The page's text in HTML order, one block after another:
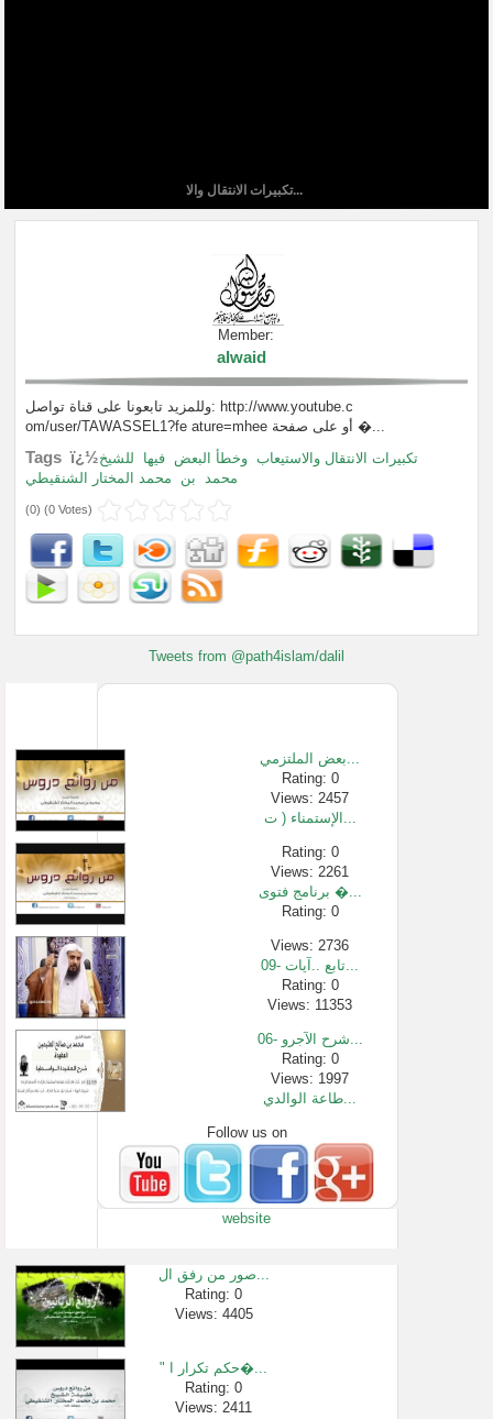
تكبيرات الانتقال والا...
Member:
alwaid
وللمزيد تابعونا على قناة تواصل: http://www.youtube.c
om/user/TAWASSEL1?fe ature=mhee أو على صفحة �...
Tags ï¿½ تكبيرات الانتقال والاستيعاب وخطأ البعض فيها
للشيخ
محمد بن محمد المختار الشنقيطي
(0) (0 Votes)
Tweets from @path4islam/dalil
بعض الملتزمي...
Rating: 0
Views: 2457
الإستمناء ( ت...
Rating: 0
Views: 2261
برنامج فتوى �...
Rating: 0
Views: 2736
09- تابع ..آيات...
Rating: 0
Views: 11353
06- شرح الآجرو...
Rating: 0
Views: 1997
طاعة الوالدي...
Rating: 0
Views: 77854
الشيخ ادريس �...
Rating: 0
Follow us on
website
صور من رفق ال...
Rating: 0
Views: 4405
" حكم تكرار ا�...
Rating: 0
Views: 2411